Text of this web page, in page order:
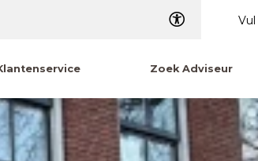
Dyslexie
Zoek Adviseur